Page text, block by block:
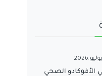
الأفوكادو الصحي